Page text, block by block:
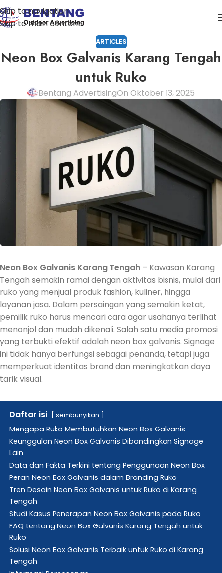
Skip to navigation
Skip to main content
ARTICLES
Neon Box Galvanis Karang Tengah
untuk Ruko
Bentang AdvertisingOn Oktober 13, 2025
Neon Box Galvanis Karang Tengah – Kawasan Karang
Tengah semakin ramai dengan aktivitas bisnis, mulai dari
ruko yang menjual produk fashion, kuliner, hingga
layanan jasa. Dalam persaingan yang semakin ketat,
pemilik ruko harus mencari cara agar usahanya terlihat
menonjol dan mudah dikenali. Salah satu media promosi
yang terbukti efektif adalah neon box galvanis. Signage
ini tidak hanya berfungsi sebagai penanda, tetapi juga
memperkuat identitas brand dan meningkatkan daya
tarik visual.
Daftar isi sembunyikan
Mengapa Ruko Membutuhkan Neon Box Galvanis
Keunggulan Neon Box Galvanis Dibandingkan Signage
Lain
Data dan Fakta Terkini tentang Penggunaan Neon Box
Peran Neon Box Galvanis dalam Branding Ruko
Tren Desain Neon Box Galvanis untuk Ruko di Karang
Tengah
Studi Kasus Penerapan Neon Box Galvanis pada Ruko
FAQ tentang Neon Box Galvanis Karang Tengah untuk
Ruko
Solusi Neon Box Galvanis Terbaik untuk Ruko di Karang
Tengah